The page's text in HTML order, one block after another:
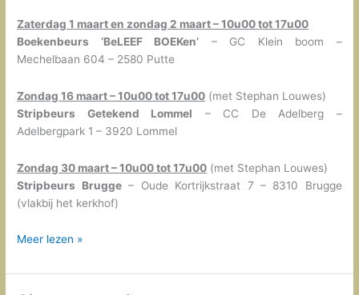
Zaterdag 1 maart en zondag 2 maart – 10u00 tot 17u00
Boekenbeurs ‘BeLEEF BOEKen’ – GC Klein boom –
Mechelbaan 604 – 2580 Putte
Zondag 16 maart – 10u00 tot 17u00 (met Stephan Louwes)
Stripbeurs Getekend Lommel – CC De Adelberg –
Adelbergpark 1 – 3920 Lommel
Zondag 30 maart – 10u00 tot 17u00 (met Stephan Louwes)
Stripbeurs Brugge– Oude Kortrijkstraat 7 – 8310 Brugge
(vlakbij het kerkhof)
Signeersessies
2025
Meer lezen »